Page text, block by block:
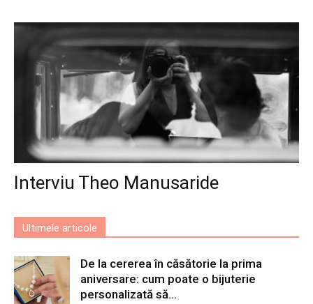
Interviu Theo Manusaride
Ultimele articole
De la cererea în căsătorie la prima
aniversare: cum poate o bijuterie
personalizată să...